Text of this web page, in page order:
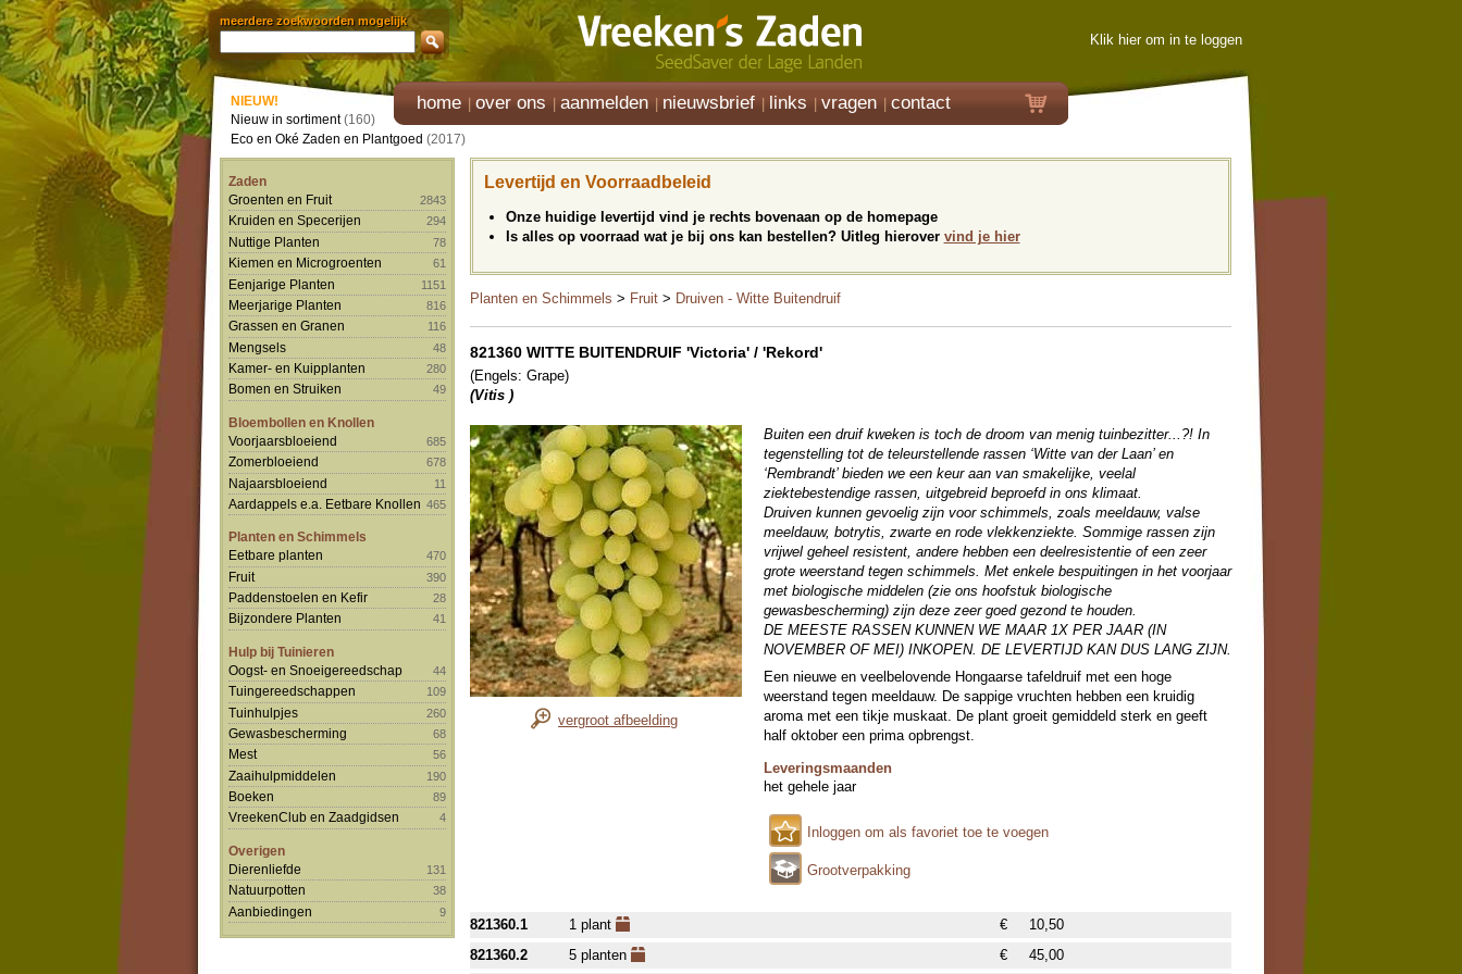
meerdere zoekwoorden mogelijk
Klik hier om in te loggen
home over ons aanmelden nieuwsbrief links vragen contact
NIEUW!
Nieuw in sortiment(160)
Eco en Oké Zaden en Plantgoed (2017)
Zaden
Groenten en Fruit
2843
Kruiden en Specerijen 294
Nuttige Planten 78
Kiemen en Microgroenten 61
Eenjarige Planten 1151
Meerjarige Planten 816
Grassen en Granen 116
Mengsels 48
Kamer- en Kuipplanten 280
Bomen en Struiken 49
Bloembollen en Knollen
Voorjaarsbloeiend
685
Zomerbloeiend 678
Najaarsbloeiend 11
Aardappels e.a. Eetbare Knollen 465
Planten en Schimmels
Eetbare planten
470
Fruit 390
Paddenstoelen en Kefir 28
Bijzondere Planten 41
Hulp bij Tuinieren
Oogst- en Snoeigereedschap
44
Tuingereedschappen 109
Tuinhulpjes 260
Gewasbescherming 68
Mest 56
Zaaihulpmiddelen 190
Boeken 89
VreekenClub en Zaadgidsen 4
Overigen
Dierenliefde
131
Natuurpotten 38
Aanbiedingen 9
Levertijd en Voorraadbeleid
Onze huidige levertijd vind je rechts bovenaan op de homepage
Is alles op voorraad wat je bij ons kan bestellen? Uitleg hierover vind je hier
Planten en Schimmels > Fruit > Druiven - Witte Buitendruif
821360 WITTE BUITENDRUIF 'Victoria' / 'Rekord'
(Engels: Grape)
(Vitis )
vergroot afbeelding
Buiten een druif kweken is toch de droom van menig tuinbezitter...?! In
tegenstelling tot de teleurstellende rassen ‘Witte van der Laan’ en
‘Rembrandt’ bieden we een keur aan van smakelijke, veelal
ziektebestendige rassen, uitgebreid beproefd in ons klimaat.
Druiven kunnen gevoelig zijn voor schimmels, zoals meeldauw, valse
meeldauw, botrytis, zwarte en rode vlekkenziekte. Sommige rassen zijn
vrijwel geheel resistent, andere hebben een deelresistentie of een zeer
grote weerstand tegen schimmels. Met enkele bespuitingen in het voorjaar
met biologische middelen (zie ons hoofstuk biologische
gewasbescherming) zijn deze zeer goed gezond te houden.
DE MEESTE RASSEN KUNNEN WE MAAR 1X PER JAAR (IN
NOVEMBER OF MEI) INKOPEN. DE LEVERTIJD KAN DUS LANG ZIJN.
Een nieuwe en veelbelovende Hongaarse tafeldruif met een hoge
weerstand tegen meeldauw. De sappige vruchten hebben een kruidig
aroma met een tikje muskaat. De plant groeit gemiddeld sterk en geeft
half oktober een prima opbrengst.
Leveringsmaanden
het gehele jaar
Inloggen om als favoriet toe te voegen
Grootverpakking
821360.1 1 plant €
10,50
821360.2
5 planten € 45,00